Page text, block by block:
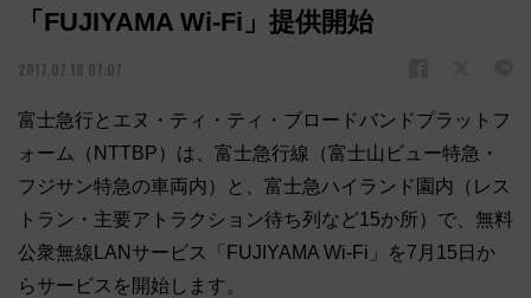
「FUJIYAMA Wi-Fi」提供開始
2017.07.18 07:07
富士急行とエヌ・ティ・ティ・ブロードバンドプラットフ
ォーム（NTTBP）は、富士急行線（富士山ビュー特急・
フジサン特急の車両内）と、富士急ハイランド園内（レス
トラン・主要アトラクション待ち列など15か所）で、無料
公衆無線LANサービス「FUJIYAMA Wi-Fi」を7月15日か
らサービスを開始します。